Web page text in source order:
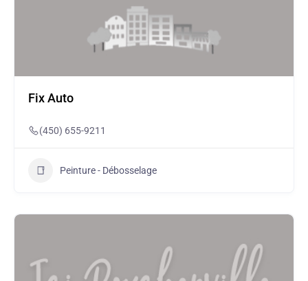
Fix Auto
(450) 655-9211
Peinture - Débosselage